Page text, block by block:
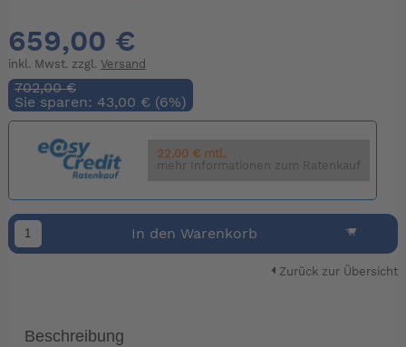
659,00 €
inkl. Mwst. zzgl. Versand
702,00 €
Sie sparen: 43,00 € (6%)
22.00 € mtl.
mehr Informationen zum Ratenkauf
In den Warenkorb
Zurück zur Übersicht
Beschreibung